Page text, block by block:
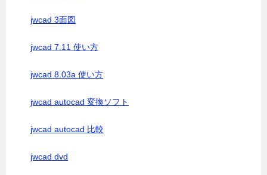
jwcad 3面図
jwcad 7.11 使い方
jwcad 8.03a 使い方
jwcad autocad 変換ソフト
jwcad autocad 比較
jwcad dvd